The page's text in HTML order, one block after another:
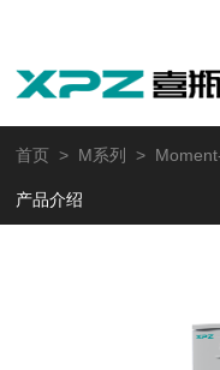
首页 > M系列 >
产品介绍